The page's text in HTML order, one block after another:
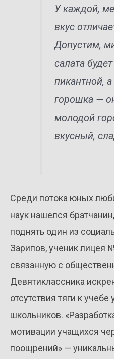
У каждой,
вкус
Допустим,
салата
пикантной,
горошка —
молодой
вкусный,
Среди потока юных
наук нашелся
поднять один из
Зарипов, ученик лицея
связанную с
Девятиклассника
отсутствия тяги к
школьников.
мотивации учащихся
поощрений» —